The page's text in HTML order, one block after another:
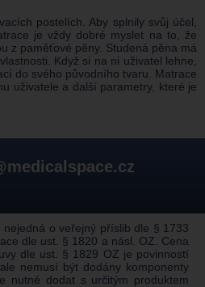
postelích. Aby splnily svůj účel,
je vždy dobré myslet na to, že
z paměťové pěny. Studená pěna má
Když si na ni uživatel lehne,
do svého původního tvaru. Matrace
uživatele a další parametry, které je
o veřejný příslib dle § 1733
dle ust. § 1820 a násl. OZ. Cena
dle ust. § 1829 OZ je povinností
nemusí být dodány komponenty
nutné dodat s určitým produktem